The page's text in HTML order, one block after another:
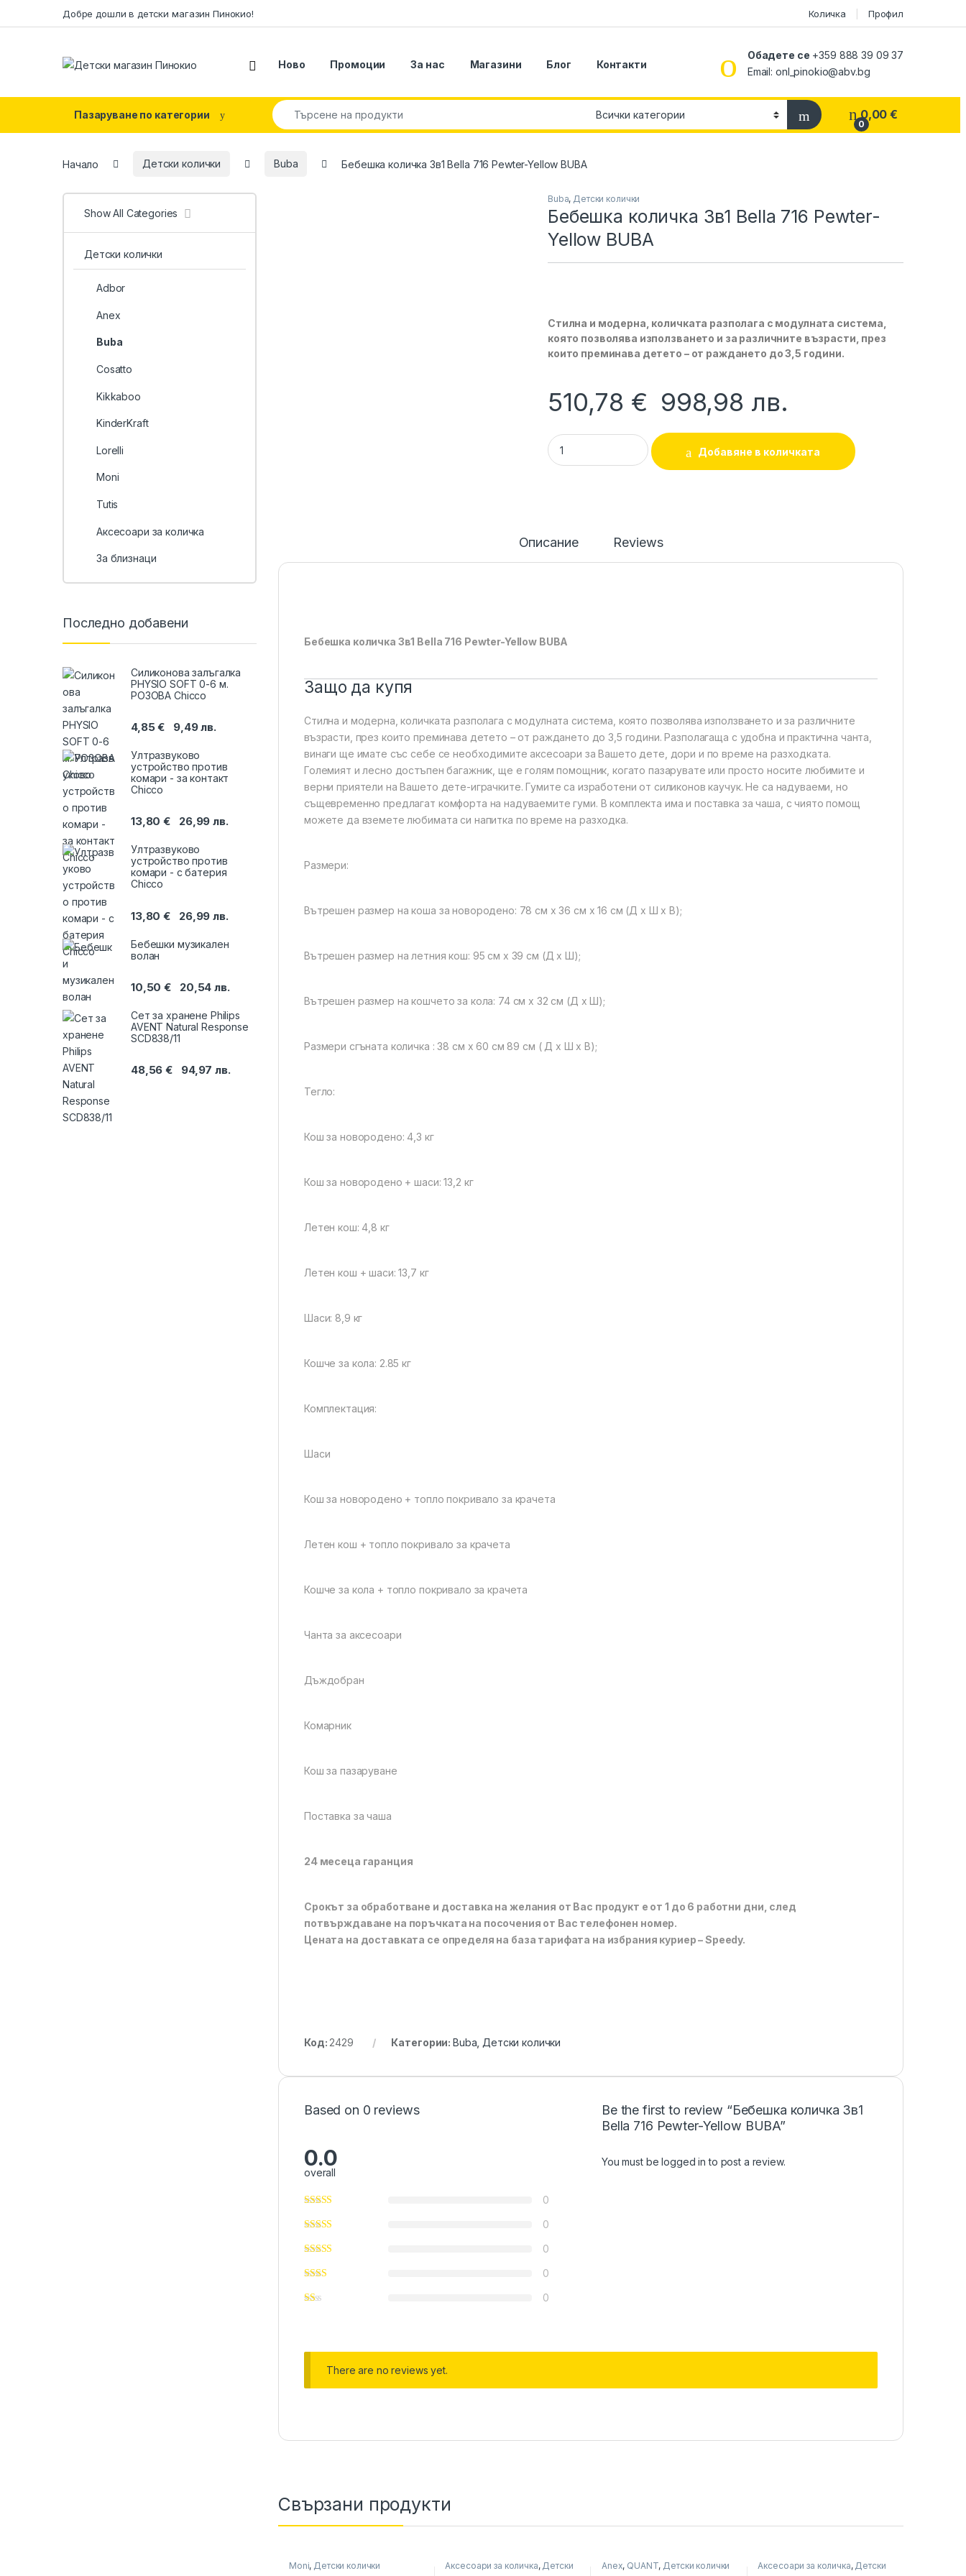
Добре дошли в детски магазин Пинокио! Количка Профил
Ново Промоции За нас Магазини Блог Контакти
Обадете се +359 888 39 09 37
Email: onl_pinokio@abv.bg
Пазаруване по категории
Search for:
0
0,00€
Начало Детски колички Buba Бебешка количка 3в1 Bella 716 Pewter-Yellow BUBA
Buba, Детски колички
Бебешка количка 3в1 Bella 716 Pewter-
Yellow BUBA
Стилна и модерна, количката разполага с модулната система,
която позволява използването и за различните възрасти, през
които преминава детето – от раждането до 3,5 години.
510,78 € 998,98 лв.
Бебешка количка 3в1 Bella 716 Pewter-Yellow BUBA quantity
Добавяне в количката
Описание Reviews
Бебешка количка 3в1 Bella 716 Pewter-Yellow BUBA
Защо да купя
Стилна и модерна, количката разполага с модулната система, която позволява използването и за различните
възрасти, през които преминава детето – от раждането до 3,5 години. Разполагаща с удобна и практична чанта,
винаги ще имате със себе се необходимите аксесоари за Вашето дете, дори и по време на разходката.
Големият и лесно достъпен багажник, ще е голям помощник, когато пазарувате или просто носите любимите и
верни приятели на Вашето дете-играчките. Гумите са изработени от силиконов каучук. Не са надуваеми, но
същевременно предлагат комфорта на надуваемите гуми. В комплекта има и поставка за чаша, с чиято помощ
можете да вземете любимата си напитка по време на разходка.
Размери:
Вътрешен размер на коша за новородено: 78 см х 36 см х 16 см (Д х Ш х В);
Вътрешен размер на летния кош: 95 см х 39 см (Д х Ш);
Вътрешен размер на кошчето за кола: 74 см х 32 см (Д х Ш);
Размери сгъната количка : 38 см х 60 см 89 см ( Д х Ш х В);
Тегло:
Кош за новородено: 4,3 кг
Кош за новородено + шаси: 13,2 кг
Летен кош: 4,8 кг
Летен кош + шаси: 13,7 кг
Шаси: 8,9 кг
Кошче за кола: 2.85 кг
Комплектация:
Шаси
Кош за новородено + топло покривало за крачета
Летен кош + топло покривало за крачета
Кошче за кола + топло покривало за крачета
Чанта за аксесоари
Дъждобран
Комарник
Кош за пазаруване
Поставка за чаша
24 месеца гаранция
Срокът за обработване и доставка на желания от Вас продукт е от 1 до 6 работни дни, след
потвърждаване на поръчката на посочения от Вас телефонен номер.
Цената на доставката се определя на база тарифата на избрания куриер – Speedy.
Код: 2429 Категории: Buba Детски колички
Based on 0 reviews
0.0
overall
0
0
0
0
0
Be the first to review “Бебешка количка 3в1
Bella 716 Pewter-Yellow BUBA”
You must belogged in to post a review.
There are no reviews yet.
Свързани продукти
Moni, Детски колички Аксесоари за количка, Детски
Anex, QUANT, Детски колички Аксесоари за количка, Детски
Show All Categories
Детски колички
Adbor
Anex
Buba
Cosatto
Kikkaboo
KinderKraft
Lorelli
Moni
Tutis
Аксесоари за количка
За близнаци
Последно добавени
Силиконова залъгалка
PHYSIO SOFТ 0-6 м.
РОЗОВА Chicco
4,85€ 9,49лв.
Ултразвуково
устройство против
комари - за контакт
Chicco
13,80€ 26,99лв.
Ултразвуково
устройство против
комари - с батерия
Chicco
13,80€ 26,99лв.
Бебешки музикален
волан
10,50€ 20,54лв.
Сет за хранене Philips
AVENT Natural Response
SCD838/11
48,56€ 94,97лв.